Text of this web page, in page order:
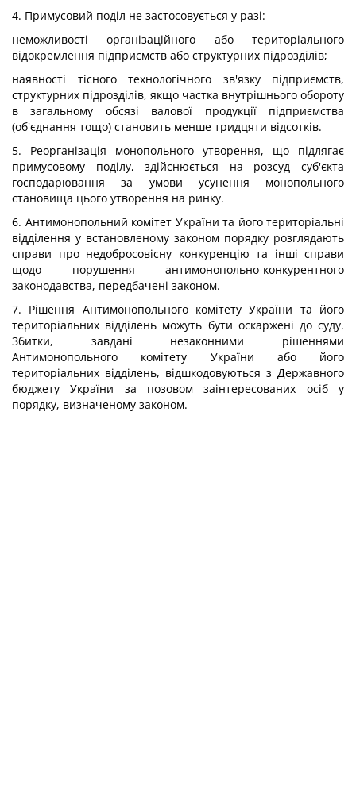
4. Примусовий поділ не застосовується у разі:
неможливості організаційного або територіального
відокремлення підприємств або структурних підрозділів;
наявності тісного технологічного зв'язку підприємств,
структурних підрозділів, якщо частка внутрішнього обороту
в загальному обсязі валової продукції підприємства
(об'єднання тощо) становить менше тридцяти відсотків.
5. Реорганізація монопольного утворення, що підлягає
примусовому поділу, здійснюється на розсуд суб'єкта
господарювання за умови усунення монопольного
становища цього утворення на ринку.
6. Антимонопольний комітет України та його територіальні
відділення у встановленому законом порядку розглядають
справи про недобросовісну конкуренцію та інші справи
щодо порушення антимонопольно-конкурентного
законодавства, передбачені законом.
7. Рішення Антимонопольного комітету України та його
територіальних відділень можуть бути оскаржені до суду.
Збитки, завдані незаконними рішеннями
Антимонопольного комітету України або його
територіальних відділень, відшкодовуються з Державного
бюджету України за позовом заінтересованих осіб у
порядку, визначеному законом.